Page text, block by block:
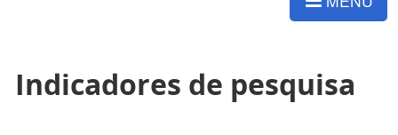
Indicadores de pesquisa